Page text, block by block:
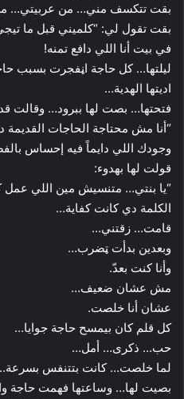
بقت تتكسف مني… من عربيتي…
بقت تقول لي: “كلميني قبل ما
في بيت أنا اللي دافع تمنه!
ليلتها… كل حاجة اڼفجرت بسبب
اديتها الهدية…
فتحتها… بصت لها ببرود… وقالت
“أنا مش محتاجة الحاجات
وجودك اللي دايماً فيه إحساس
قولت لها بهدوء:
“يا بنتي… متنسيش مين اللي عمل
الكلمة دي كانت كفاية…
قامت… زقتني…
وبعدين بدأت ټضرب…
وأنا كنت بعدّ.
مش عشان ضعيف…
عشان أنا خلصت.
كل قلم كان بيمسح حاجة جوايا…
حب… ذكرى… أمل…
لما خلصت… كانت بتتنفس
بصيت لها… وساعتها فهمت حاجة